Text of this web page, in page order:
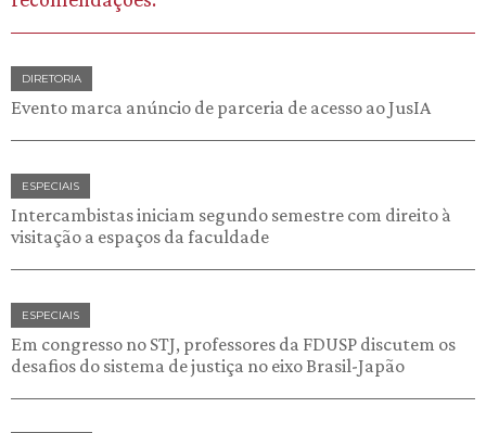
DIRETORIA
Evento marca anúncio de parceria de acesso ao JusIA
ESPECIAIS
Intercambistas iniciam segundo semestre com direito à
visitação a espaços da faculdade
ESPECIAIS
Em congresso no STJ, professores da FDUSP discutem os
desafios do sistema de justiça no eixo Brasil-Japão